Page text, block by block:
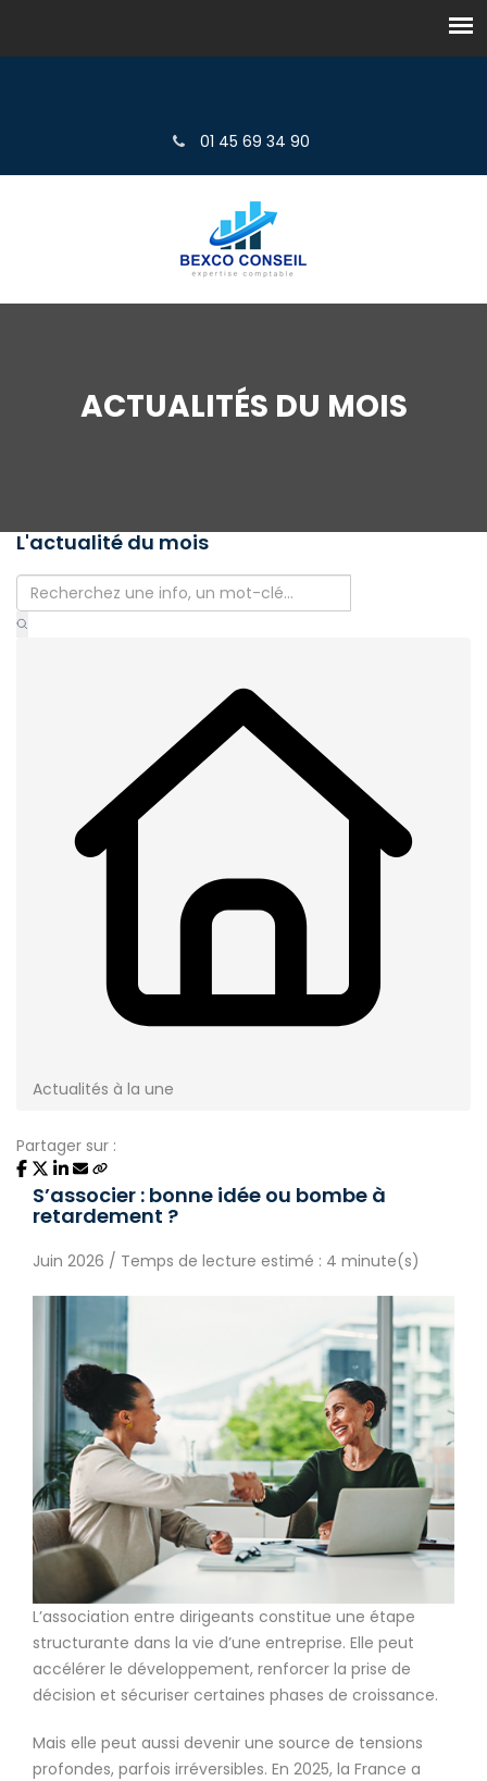
01 45 69 34 90
ACTUALITÉS DU MOIS
L'actualité du mois
Actualités à la une
Partager sur :
S’associer : bonne idée ou bombe à
retardement ?
Juin 2026 / Temps de lecture estimé : 4 minute(s)
L’association entre dirigeants constitue une étape
structurante dans la vie d’une entreprise. Elle peut
accélérer le développement, renforcer la prise de
décision et sécuriser certaines phases de croissance.
Mais elle peut aussi devenir une source de tensions
profondes, parfois irréversibles. En 2025, la France a